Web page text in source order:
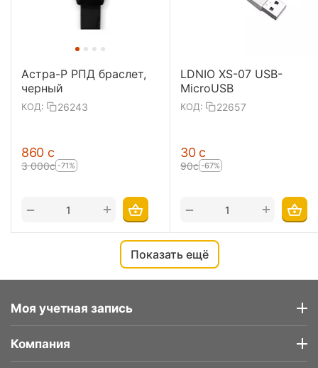
Астра-Р РПД браслет,
черный
КОД: 26243
‍860‍ с
3 000с -71%
+
−
LDNIO XS-07 USB-
MicroUSB
КОД: 22657
‍30‍ с
‍90‍с -67%
+
−
Показать ещё
Моя учетная запись
Компания